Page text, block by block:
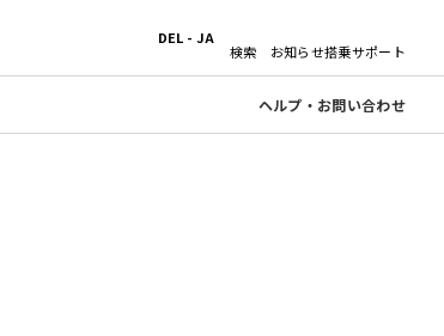
DEL - JA
検索 お知らせ搭乗サポート
ヘルプ・お問い合わせ